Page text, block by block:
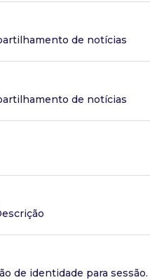
de notícias
de notícias
de identidade para sessão.